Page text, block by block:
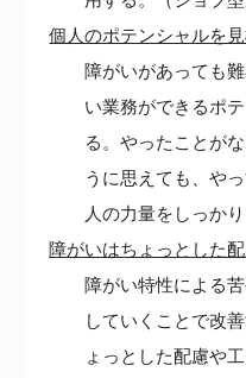
個人のポテンシャルを
障がいがあっても
い業務ができるポ
る。やったことが
うに思えても、や
人の力量をしっか
障がいはちょっとした
障がい特性による
していくことで改
ょっとした配慮や